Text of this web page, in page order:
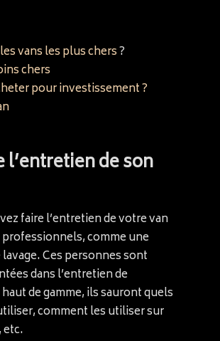
vans les plus chers?
chers
pour investissement ?
l’entretien de son
faire l’entretien de votre van
professionnels, comme une
Ces personnes sont
dans l’entretien de
de gamme, ils sauront quels
comment les utiliser sur
etc.